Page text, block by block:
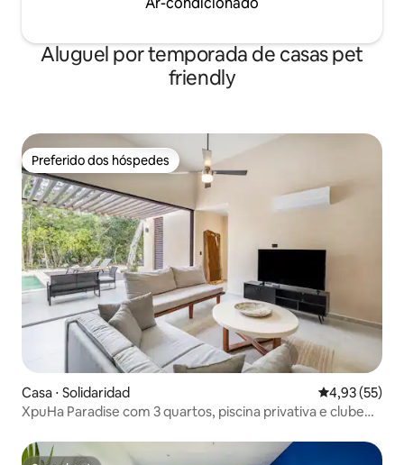
Aluguel por temporada de casas pet
friendly
Preferido dos hóspedes
Preferido dos hóspedes
Casa ⋅ Solidaridad 4,93 de uma
4,93 (55)
XpuHa Paradise com 3 quartos, piscina privativa e clube